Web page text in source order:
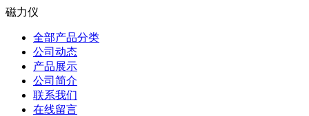
磁力仪
全部产品分类
公司动态
产品展示
公司简介
联系我们
在线留言